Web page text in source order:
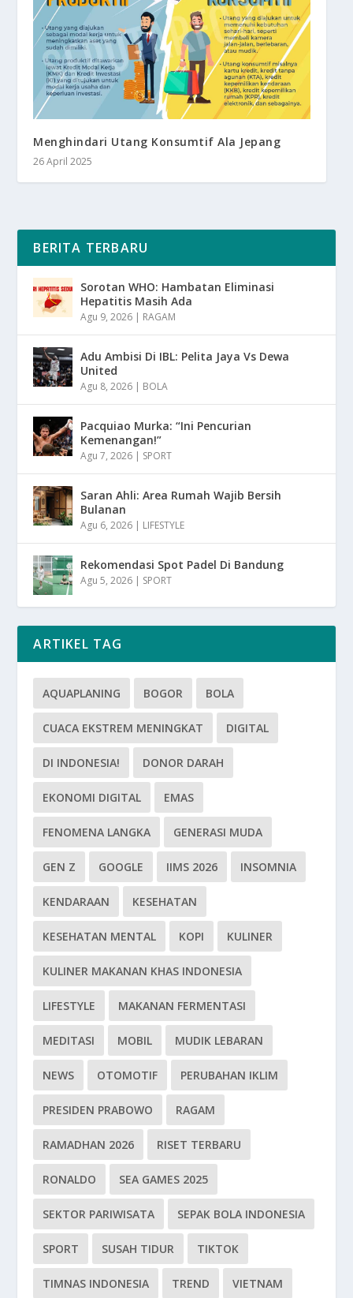
Menghindari Utang Konsumtif Ala Jepang
26 April 2025
BERITA TERBARU
Sorotan WHO: Hambatan Eliminasi
Hepatitis Masih Ada
Agu 9, 2026 | RAGAM
Adu Ambisi Di IBL: Pelita Jaya Vs Dewa
United
Agu 8, 2026 | BOLA
Pacquiao Murka: “Ini Pencurian
Kemenangan!”
Agu 7, 2026 | SPORT
Saran Ahli: Area Rumah Wajib Bersih
Bulanan
Agu 6, 2026 | LIFESTYLE
Rekomendasi Spot Padel Di Bandung
Agu 5, 2026 | SPORT
ARTIKEL TAG
AQUAPLANING BOGOR BOLA
CUACA EKSTREM MENINGKAT DIGITAL
DI INDONESIA! DONOR DARAH
EKONOMI DIGITAL EMAS
FENOMENA LANGKA GENERASI MUDA
GEN Z GOOGLE IIMS 2026 INSOMNIA
KENDARAAN KESEHATAN
KESEHATAN MENTAL KOPI KULINER
KULINER MAKANAN KHAS INDONESIA
LIFESTYLE MAKANAN FERMENTASI
MEDITASI MOBIL MUDIK LEBARAN
NEWS OTOMOTIF PERUBAHAN IKLIM
PRESIDEN PRABOWO RAGAM
RAMADHAN 2026 RISET TERBARU
RONALDO SEA GAMES 2025
SEKTOR PARIWISATA SEPAK BOLA INDONESIA
SPORT SUSAH TIDUR TIKTOK
TIMNAS INDONESIA TREND VIETNAM